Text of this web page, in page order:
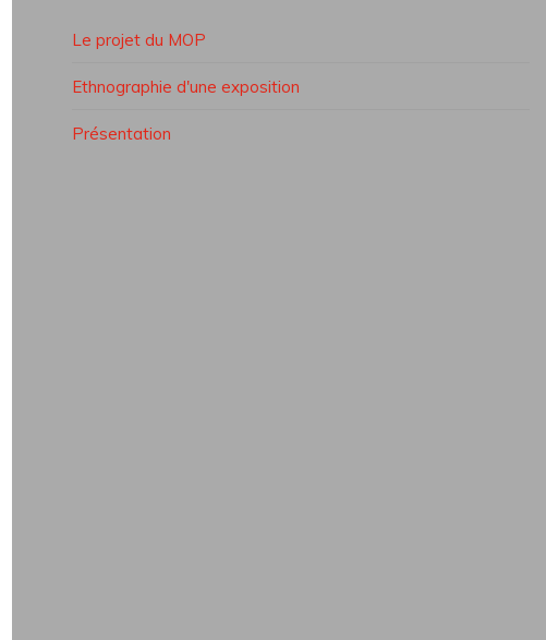
Le projet du MOP
Ethnographie d'une exposition
Présentation